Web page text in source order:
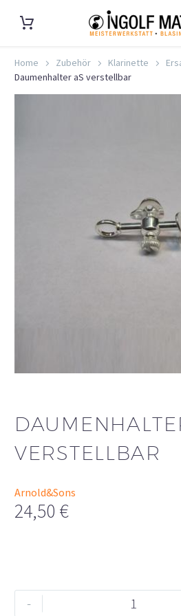
Home Zubehör Klarinette
Daumenhalter aS verstellbar
VERSTELLBAR
Arnold&Sons
24,50 €
-
Daumenhalter
Alternative: